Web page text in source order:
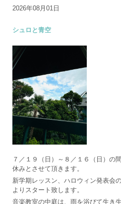
2026年08月01日
シュロと青空
７／１９（日）～８／１６（日）の
休みとさせて頂きます。
新学期レッスン、ハロウィン発表会
よりスタート致します。
音楽教室の中庭は、雨を浴びて生き